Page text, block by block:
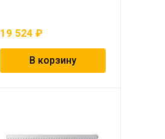
19 524₽
В корзину